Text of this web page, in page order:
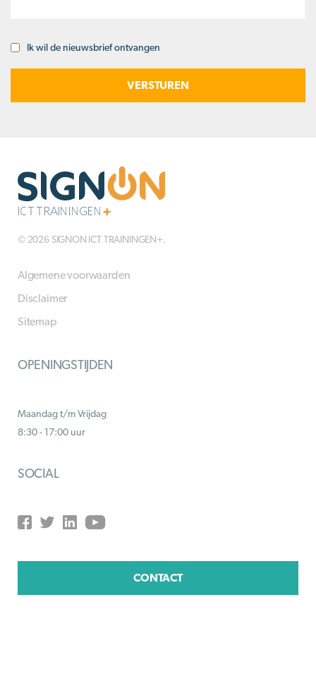
Opt-Ik wil de nieuwsbrief ontvangen
© 2026 SIGNON ICT TRAININGEN+.
Algemene voorwaarden
Disclaimer
Sitemap
OPENINGSTIJDEN
Maandag t/m Vrijdag
8:30 - 17:00 uur
SOCIAL
CONTACT